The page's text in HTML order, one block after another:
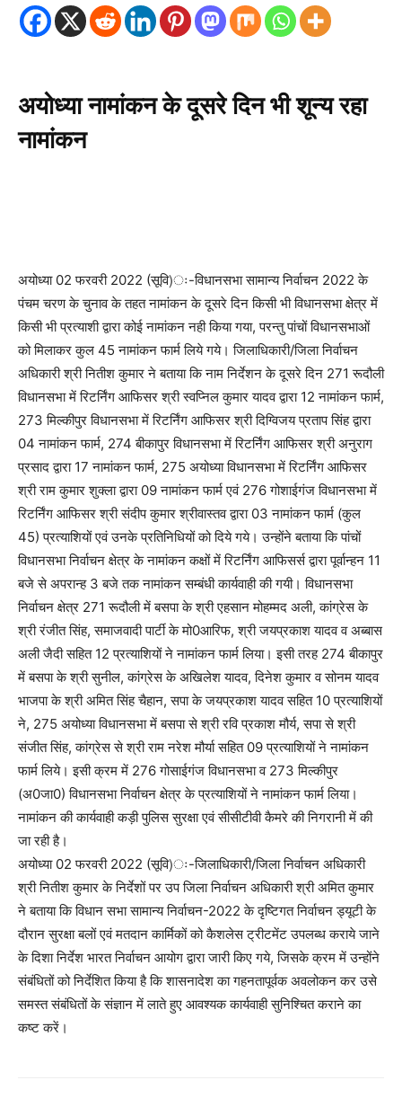
अयोध्या नामांकन के दूसरे दिन भी शून्य रहा
नामांकन
अयोध्या 02 फरवरी 2022 (सूवि)ः-विधानसभा सामान्य निर्वाचन 2022 के
पंचम चरण के चुनाव के तहत नामांकन के दूसरे दिन किसी भी विधानसभा क्षेत्र में
किसी भी प्रत्याशी द्वारा कोई नामांकन नही किया गया, परन्तु पांचों विधानसभाओं
को मिलाकर कुल 45 नामांकन फार्म लिये गये। जिलाधिकारी/जिला निर्वाचन
अधिकारी श्री नितीश कुमार ने बताया कि नाम निर्देशन के दूसरे दिन 271 रूदौली
विधानसभा में रिटर्निंग आफिसर श्री स्वप्निल कुमार यादव द्वारा 12 नामांकन फार्म,
273 मिल्कीपुर विधानसभा में रिटर्निंग आफिसर श्री दिग्विजय प्रताप सिंह द्वारा
04 नामांकन फार्म, 274 बीकापुर विधानसभा में रिटर्निंग आफिसर श्री अनुराग
प्रसाद द्वारा 17 नामांकन फार्म, 275 अयोध्या विधानसभा में रिटर्निंग आफिसर
श्री राम कुमार शुक्ला द्वारा 09 नामांकन फार्म एवं 276 गोशाईगंज विधानसभा में
रिटर्निंग आफिसर श्री संदीप कुमार श्रीवास्तव द्वारा 03 नामांकन फार्म (कुल
45) प्रत्याशियों एवं उनके प्रतिनिधियों को दिये गये। उन्होंने बताया कि पांचों
विधानसभा निर्वाचन क्षेत्र के नामांकन कक्षों में रिटर्निंग आफिसर्स द्वारा पूर्वान्हन 11
बजे से अपरान्ह 3 बजे तक नामांकन सम्बंधी कार्यवाही की गयी। विधानसभा
निर्वाचन क्षेत्र 271 रूदौली में बसपा के श्री एहसान मोहम्मद अली, कांग्रेस के
श्री रंजीत सिंह, समाजवादी पार्टी के मो0आरिफ, श्री जयप्रकाश यादव व अब्बास
अली जैदी सहित 12 प्रत्याशियों ने नामांकन फार्म लिया। इसी तरह 274 बीकापुर
में बसपा के श्री सुनील, कांग्रेस के अखिलेश यादव, दिनेश कुमार व सोनम यादव
भाजपा के श्री अमित सिंह चैहान, सपा के जयप्रकाश यादव सहित 10 प्रत्याशियों
ने, 275 अयोध्या विधानसभा में बसपा से श्री रवि प्रकाश मौर्य, सपा से श्री
संजीत सिंह, कांग्रेस से श्री राम नरेश मौर्या सहित 09 प्रत्याशियों ने नामांकन
फार्म लिये। इसी क्रम में 276 गोसाईगंज विधानसभा व 273 मिल्कीपुर
(अ0जा0) विधानसभा निर्वाचन क्षेत्र के प्रत्याशियों ने नामांकन फार्म लिया।
नामांकन की कार्यवाही कड़ी पुलिस सुरक्षा एवं सीसीटीवी कैमरे की निगरानी में की
जा रही है।
अयोध्या 02 फरवरी 2022 (सूवि)ः-जिलाधिकारी/जिला निर्वाचन अधिकारी
श्री नितीश कुमार के निर्देशों पर उप जिला निर्वाचन अधिकारी श्री अमित कुमार
ने बताया कि विधान सभा सामान्य निर्वाचन-2022 के दृष्टिगत निर्वाचन ड्यूटी के
दौरान सुरक्षा बलों एवं मतदान कार्मिकों को कैशलेस ट्रीटमेंट उपलब्ध कराये जाने
के दिशा निर्देश भारत निर्वाचन आयोग द्वारा जारी किए गये, जिसके क्रम में उन्होंने
संबंधितों को निर्देशित किया है कि शासनादेश का गहनतापूर्वक अवलोकन कर उसे
समस्त संबंधितों के संज्ञान में लाते हुए आवश्यक कार्यवाही सुनिश्चित कराने का
कष्ट करें।